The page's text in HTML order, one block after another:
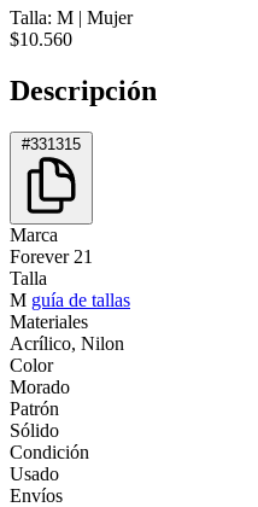
Talla: M | Mujer
$10.560
Descripción
#331315
Marca
Forever 21
Talla
M guía de tallas
Materiales
Acrílico, Nilon
Color
Morado
Patrón
Sólido
Condición
Usado
Envíos